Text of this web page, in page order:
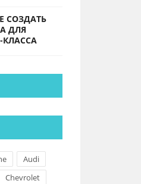
СОЗДАТЬ
ДЛЯ
КЛАССА
Audi
Chevrolet